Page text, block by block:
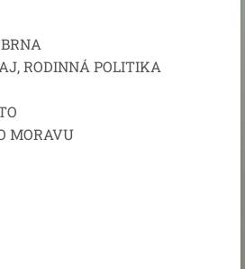
RODINNÁ POLITIKA
MORAVU